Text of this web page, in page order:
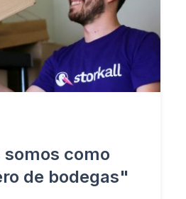
como
de bodegas"